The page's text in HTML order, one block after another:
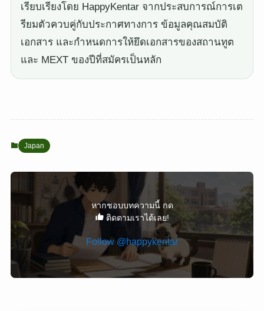
เรียบเรียงโดย HappyKentar จากประสบการณ์การเต
รียมตัวควบคู่กับประกาศทางการ ข้อมูลคุณสมบัติ
เอกสาร และกำหนดการให้ยึดเอกสารของสถานทูต
และ MEXT ของปีที่สมัครเป็นหลัก
Japan
หากชอบบทความนี้ กด
ติดตามเราได้เลย!
Follow @happykentar